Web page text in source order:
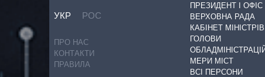
УКР РОС
ПРО НАС
КОНТАКТИ
ПРАВИЛА
ПРЕЗИДЕНТ І ОФІС
ВЕРХОВНА РАДА
КАБІНЕТ МІНІСТРІВ
ГОЛОВИ
МЕРИ МІСТ
ВСІ ПЕРСОНИ